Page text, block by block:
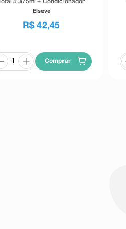
170ml
Elseve
R$ 42,45
Comprar